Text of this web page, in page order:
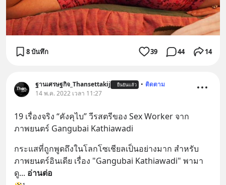
8 บันทึก 39 44 14
ฐานเศรษฐกิจ_Thansettakij ยืนยันแล้ว • ติดตาม
14 พ.ค. 2022 เวลา 11:27
19 เรื่องจริง “คังคุไบ” วีรสตรีของ Sex Worker จาก
ภาพยนตร์ Gangubai Kathiawadi
กระแสที่ถูกพูดถึงในโลกโซเชียลเป็นอย่างมาก สำหรับ
ภาพยนตร์อินเดีย เรื่อง "Gangubai Kathiawadi" พามา
ดู... อ่านต่อ